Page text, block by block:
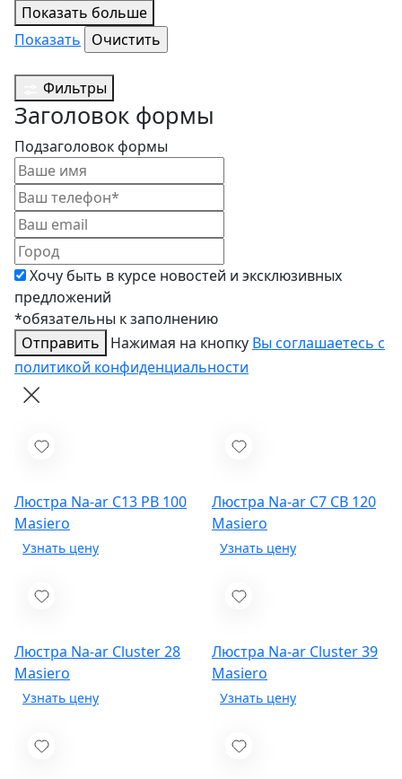
Показать больше
Показать
Фильтры
Заголовок формы
Подзаголовок формы
Хочу быть в курсе новостей и эксклюзивных
предложений
*обязательны к заполнению
Отправить
Нажимая на кнопку Вы соглашаетесь с
политикой конфиденциальности
Люстра Na-ar C13 PB 100
Masiero
Люстра Na-ar C7 CB 120
Masiero
Люстра Na-ar Cluster 28
Masiero
Люстра Na-ar Cluster 39
Masiero